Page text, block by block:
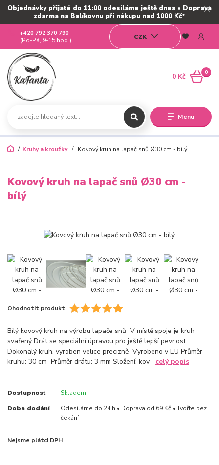
Objednávky přijaté do 11:00 odesíláme ještě dnes • Doprava
zdarma na Balíkovnu při nákupu nad 1000 Kč*
Menu
CZK
+420 792 370 790
(Po-Pá, 9-15 hod.)
0
0 Kč
Kruhy a kroužky Kovový kruh na lapač snů Ø30 cm - bílý
Kovový kruh na lapač snů Ø30 cm -
bílý
Ohodnotit produkt
Bílý kovový kruh na výrobu lapače snů V místě spoje je kruh
svařený Drát se speciální úpravou pro ještě lepší pevnost
Dokonalý kruh, vyroben velice precizně Vyrobeno v EU Průměr
kruhu: 30 cm Průměr drátu: 3 mm Složení: kov celý popis
Dostupnost Skladem
Doba dodání
Odesíláme do 24 h • Doprava od 69 Kč • Tvořte bez
čekání
Nejsme plátci DPH